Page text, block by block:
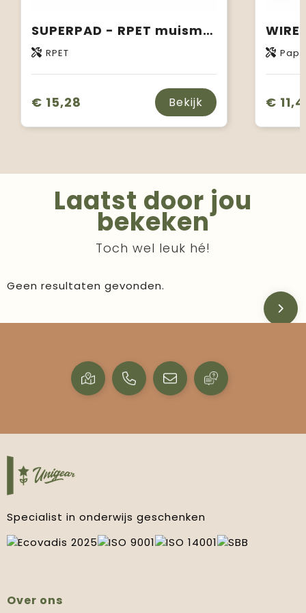
SUPERPAD - RPET muismat 15W oplader
RPET
€ 15,28 Bekijk €
Laatst door jou
bekeken
Toch wel leuk hé!
Geen resultaten gevonden.
Specialist in onderwijs geschenken
Over ons